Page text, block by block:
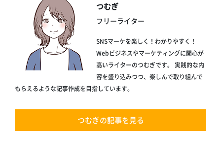
つむぎ
フリーライター
SNSマーケを楽しく！わかりやすく！
Webビジネスやマーケティングに関心が
高いライターのつむぎです。 実践的な内
容を盛り込みつつ、楽しんで取り組んで
もらえるような記事作成を目指しています。
つむぎの記事を見る